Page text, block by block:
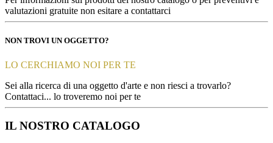
valutazioni gratuite non esitare a contattarci
NON TROVI UN OGGETTO?
LO CERCHIAMO NOI PER TE
Sei alla ricerca di una oggetto d'arte e non riesci a trovarlo?
Contattaci... lo troveremo noi per te
IL NOSTRO CATALOGO